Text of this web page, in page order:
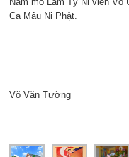
Ca Mâu Ni Phật.
Võ Văn Tường